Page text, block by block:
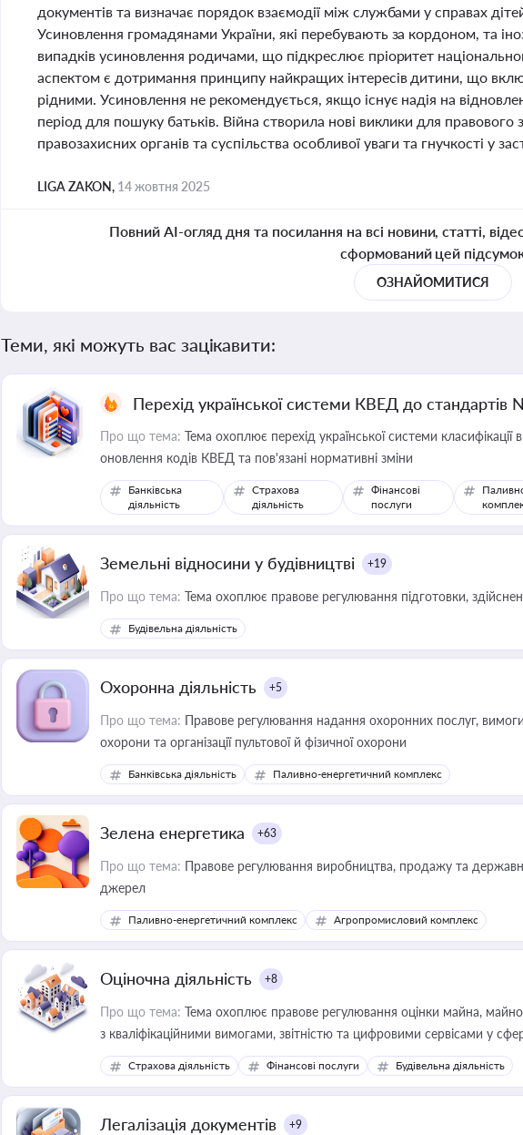
документів та визначає порядок взаємодії між службами у справах
Усиновлення громадянами України, які перебувають за кордоном, та
випадків усиновлення родичами, що підкреслює пріоритет
аспектом є дотримання принципу найкращих інтересів дитини, що
рідними. Усиновлення не рекомендується, якщо існує надія на
період для пошуку батьків. Війна створила нові виклики для
правозахисних органів та суспільства особливої уваги та гнучкості у
LIGA ZAKON, 14 жовтня 2025
Повний AI-огляд дня та посилання на всі новини, статті,
сформований цей
ОЗНАЙОМИТИСЯ
Теми, які можуть вас зацікавити:
Перехід української системи КВЕД до стандартів
Про що тема: Тема охоплює перехід української системи класифікації
оновлення кодів КВЕД та пов'язані нормативні зміни
Банківська
діяльність
Страхова
діяльність
Фінансові
послуги
Земельні відносини у будівництві +19
Про що тема: Тема охоплює правове регулювання підготовки,
Будівельна діяльність
Охоронна діяльність +5
Про що тема: Правове регулювання надання охоронних послуг,
охорони та організації пультової й фізичної охорони
Банківська діяльність Паливно-енергетичний комплекс
Зелена енергетика +63
Про що тема: Правове регулювання виробництва, продажу та
джерел
Паливно-енергетичний комплекс Агропромисловий комплекс
Оціночна діяльність +8
Про що тема: Тема охоплює правове регулювання оцінки майна,
з кваліфікаційними вимогами, звітністю та цифровими сервісами у
медійних змін у цій сфері корисне для власника бізнесу, керівника,
приватизації, оренди державного майна, корпоративних угод і
Страхова діяльність Фінансові послуги Будівельна діяльність
Легалізація документів +9